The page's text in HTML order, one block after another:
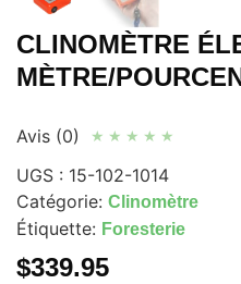
CLINOMÈTRE
MÈTRE/
Avis (0) ★ ★ ★ ★ ★
UGS : 15-102-1014
Catégorie: Clinomètre
Étiquette: Foresterie
$339.95